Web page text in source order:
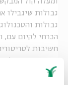
גבולות שיגבילו
גבולות
הכרחי לקיום עם,
חשיבות
מלחמת אדמה